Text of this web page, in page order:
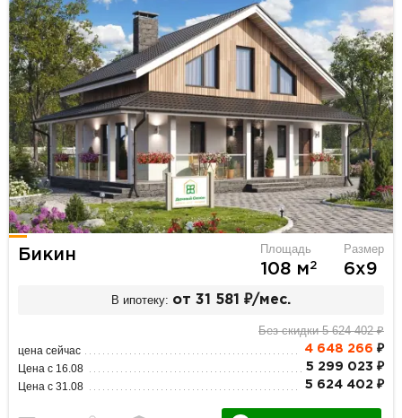
Бикин Площадь
108 м2
Размер
6х9
В ипотеку: от 31 581 ₽/мес.
Без скидки 5 624 402 ₽
цена сейчас 4 648 266 ₽
Цена с 16.08 5 299 023 ₽
Цена с 31.08 5 624 402 ₽